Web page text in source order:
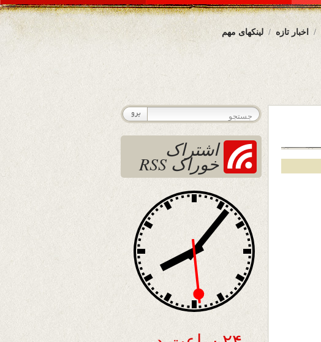
لینکهای مهم اخبار تازه
اشتراک
خوراک RSS